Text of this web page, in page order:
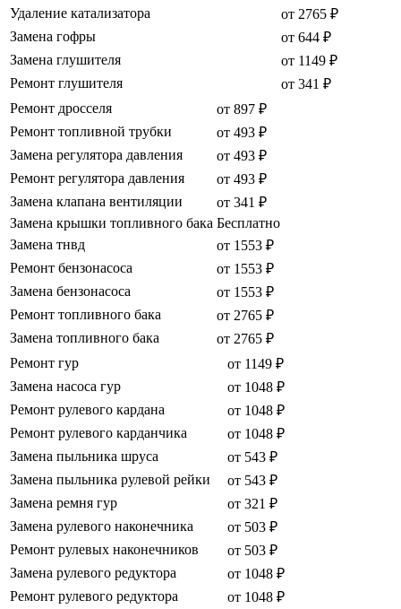
Удаление катализатора
от 2765 ₽
Замена гофры
от 644 ₽
Замена глушителя
от 1149 ₽
Ремонт глушителя
от 341 ₽
Ремонт дросселя
от 897 ₽
Ремонт топливной трубки
от 493 ₽
Замена регулятора давления
от 493 ₽
Ремонт регулятора давления
от 493 ₽
Замена клапана вентиляции
от 341 ₽
Замена крышки топливного бака Бесплатно
Замена тнвд
от 1553 ₽
Ремонт бензонасоса
от 1553 ₽
Замена бензонасоса
от 1553 ₽
Ремонт топливного бака
от 2765 ₽
Замена топливного бака
от 2765 ₽
Ремонт гур
от 1149 ₽
Замена насоса гур
от 1048 ₽
Ремонт рулевого кардана
от 1048 ₽
Ремонт рулевого карданчика
от 1048 ₽
Замена пыльника шруса
от 543 ₽
Замена пыльника рулевой рейки
от 543 ₽
Замена ремня гур
от 321 ₽
Замена рулевого наконечника
от 503 ₽
Ремонт рулевых наконечников
от 503 ₽
Замена рулевого редуктора
от 1048 ₽
Ремонт рулевого редуктора
от 1048 ₽